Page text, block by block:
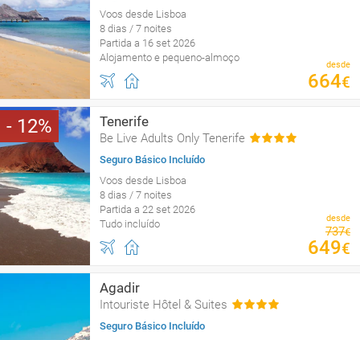
Voos desde Lisboa
8 dias / 7 noites
Partida a 16 set 2026
Alojamento e pequeno-almoço
desde
664€
12 Tenerife
Be Live Adults Only Tenerife
Seguro Básico Incluído
Voos desde Lisboa
8 dias / 7 noites
Partida a 22 set 2026
Tudo incluído
desde
737€
649€
Agadir
Intouriste Hôtel & Suites
Seguro Básico Incluído